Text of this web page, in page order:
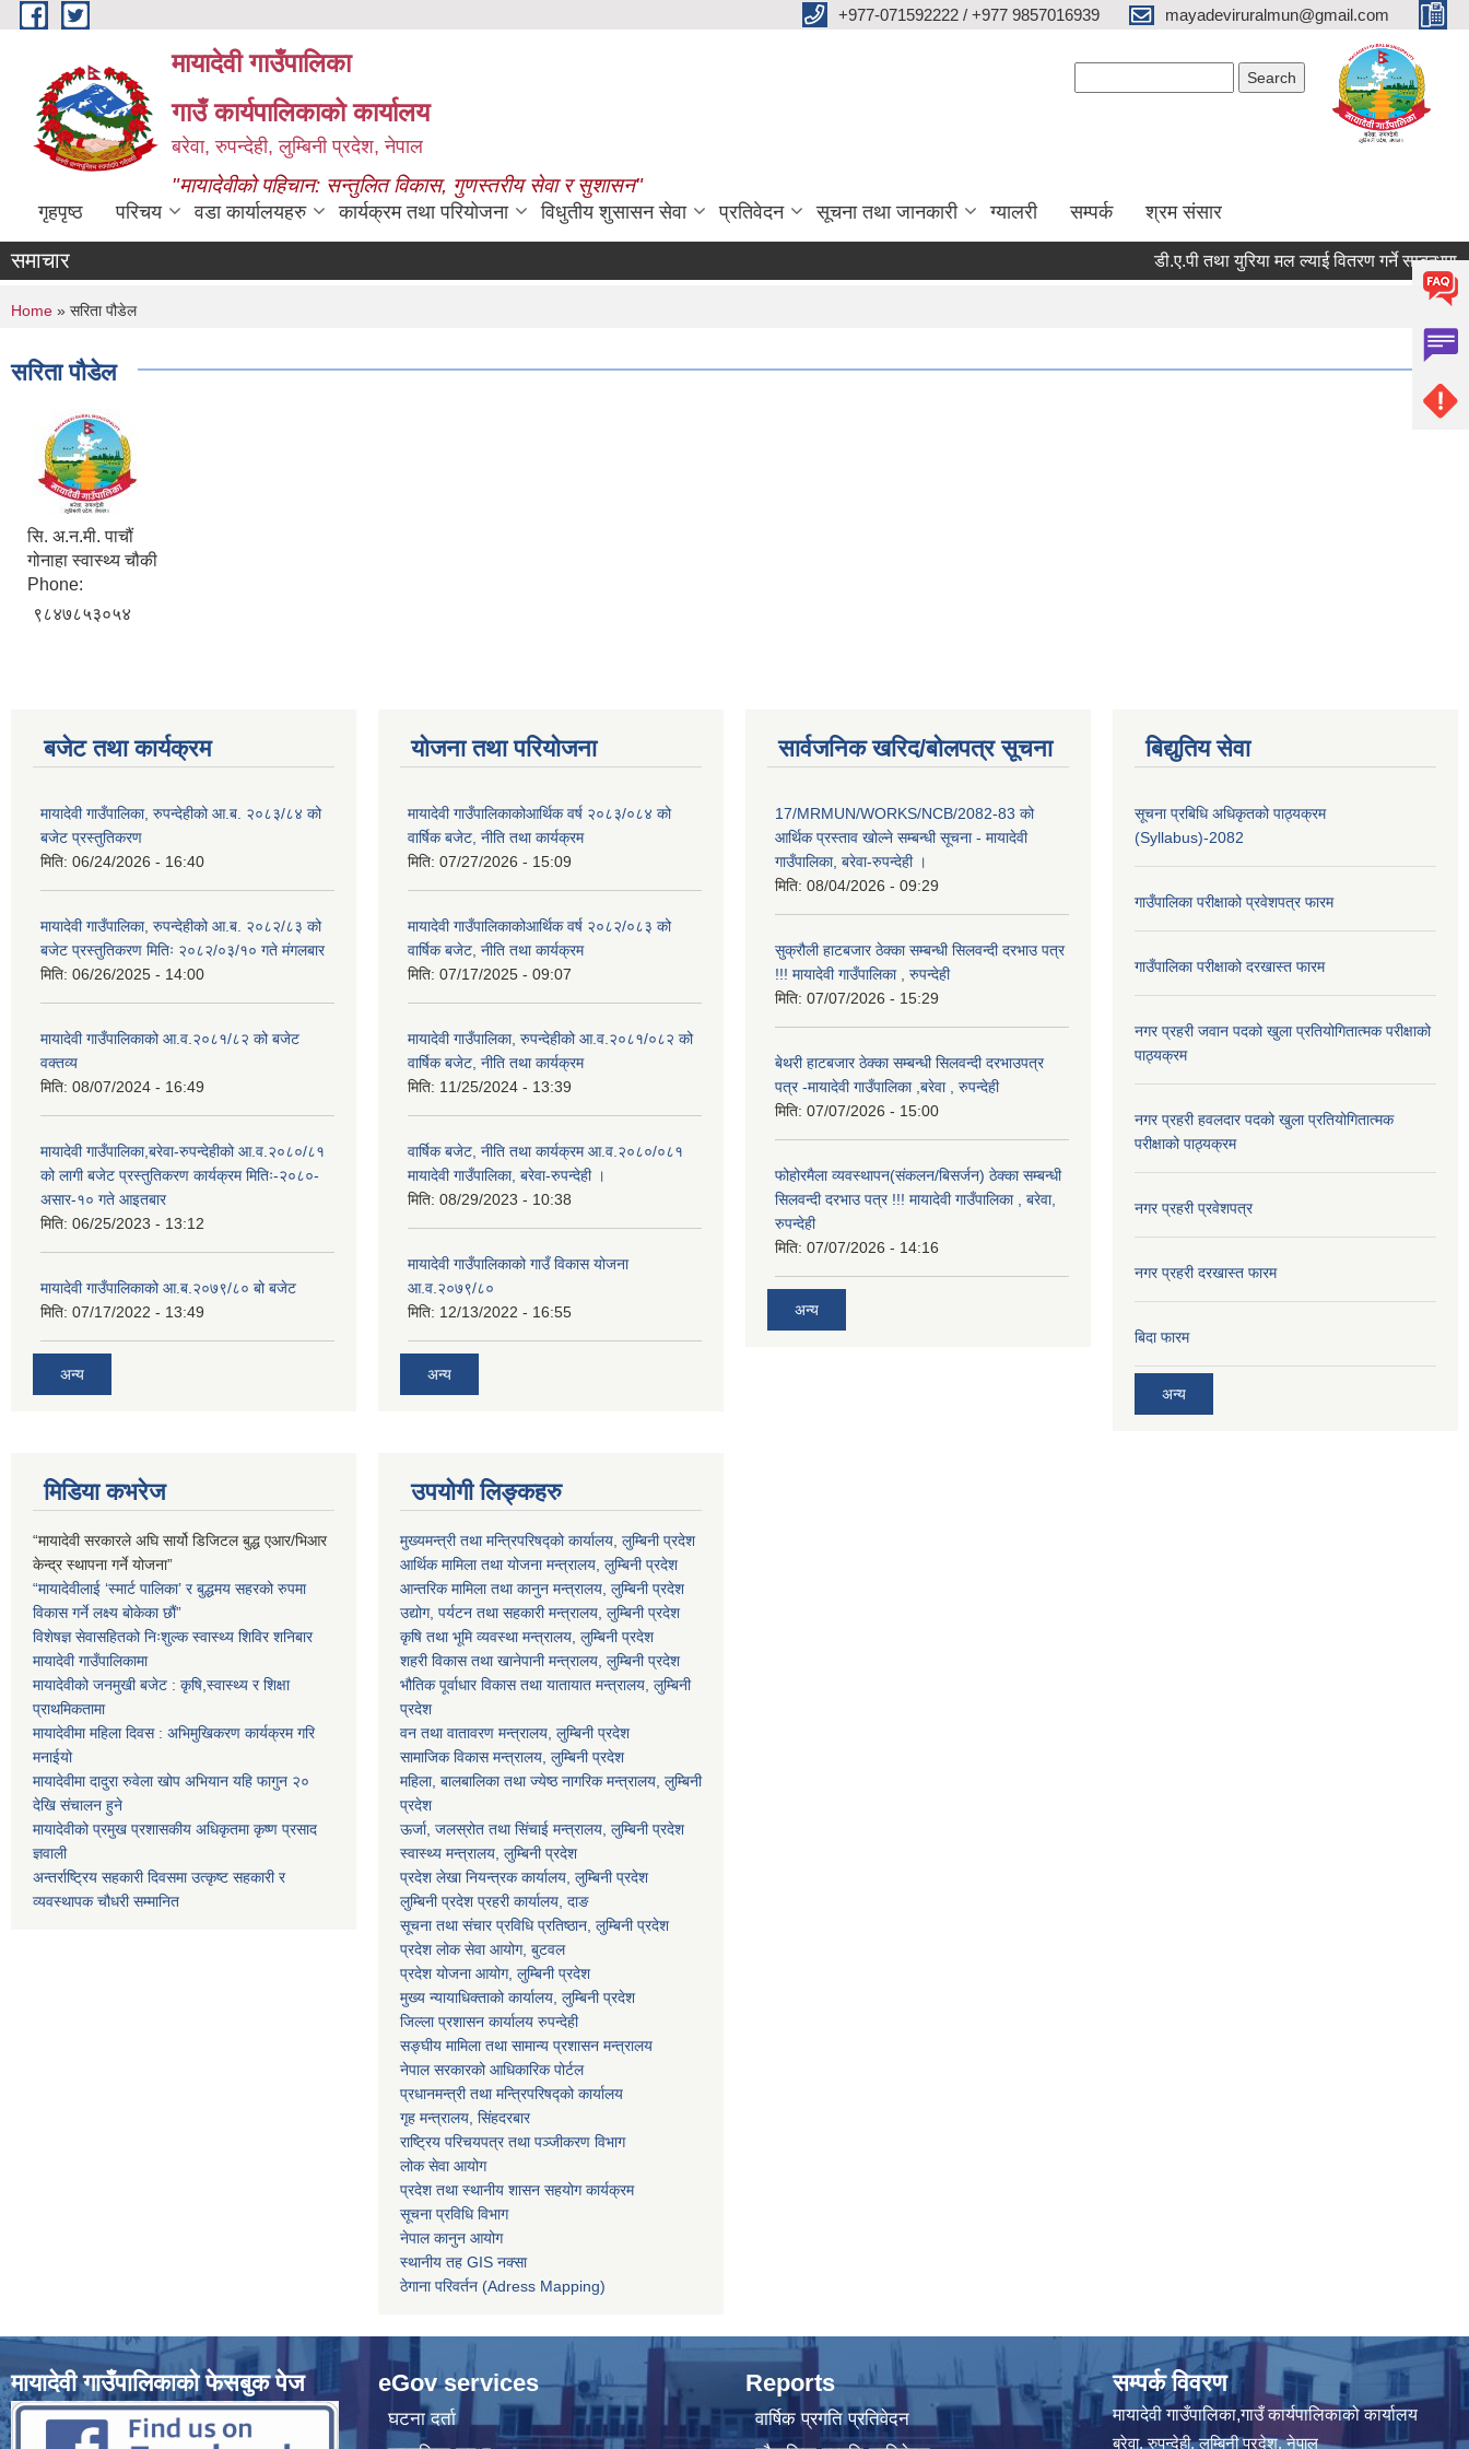
Skip to main content +977-071592222 / +977 9857016939 mayadeviruralmun@gmail.com
मायादेवी गाउँपालिका
गाउँ कार्यपालिकाको कार्यालय
बरेवा, रुपन्देही, लुम्बिनी प्रदेश, नेपाल
"मायादेवीको पहिचान: सन्तुलित विकास, गुणस्तरीय सेवा र सुशासन"
गृहपृष्ठ परिचय वडा कार्यालयहरु कार्यक्रम तथा परियोजना विधुतीय शुसासन सेवा प्रतिवेदन सूचना तथा जानकारी ग्यालरी सम्पर्क श्रम संसार
समाचार डी.ए.पी तथा युरिया मल ल्याई वितरण गर्ने सम्बन्धमा -
You are here
Home » सरिता पौडेल
सरिता पौडेल
सि. अ.न.मी. पाचौं
गोनाहा स्वास्थ्य चौकी
Phone:
९८४७८५३०५४
बजेट तथा कार्यक्रम
मायादेवी गाउँपालिका, रुपन्देहीको आ.ब. २०८३/८४ को
बजेट प्रस्तुतिकरण
मिति: 06/24/2026 - 16:40
मायादेवी गाउँपालिका, रुपन्देहीको आ.ब. २०८२/८३ को
बजेट प्रस्तुतिकरण मितिः २०८२/०३/१० गते मंगलबार
मिति: 06/26/2025 - 14:00
मायादेवी गाउँपालिकाको आ.व.२०८१/८२ को बजेट
वक्तव्य
मिति: 08/07/2024 - 16:49
मायादेवी गाउँपालिका,बरेवा-रुपन्देहीको आ.व.२०८०/८१
को लागी बजेट प्रस्तुतिकरण कार्यक्रम मितिः-२०८०-
असार-१० गते आइतबार
मिति: 06/25/2023 - 13:12
मायादेवी गाउँपालिकाको आ.ब.२०७९/८० बो बजेट
मिति: 07/17/2022 - 13:49
अन्य
योजना तथा परियोजना
मायादेवी गाउँपालिकाकोआर्थिक वर्ष २०८३/०८४ को
वार्षिक बजेट, नीति तथा कार्यक्रम
मिति: 07/27/2026 - 15:09
मायादेवी गाउँपालिकाकोआर्थिक वर्ष २०८२/०८३ को
वार्षिक बजेट, नीति तथा कार्यक्रम
मिति: 07/17/2025 - 09:07
मायादेवी गाउँपालिका, रुपन्देहीको आ.व.२०८१/०८२ को
वार्षिक बजेट, नीति तथा कार्यक्रम
मिति: 11/25/2024 - 13:39
वार्षिक बजेट, नीति तथा कार्यक्रम आ.व.२०८०/०८१
मायादेवी गाउँपालिका, बरेवा-रुपन्देही ।
मिति: 08/29/2023 - 10:38
मायादेवी गाउँपालिकाको गाउँ विकास योजना
आ.व.२०७९/८०
मिति: 12/13/2022 - 16:55
अन्य
सार्वजनिक खरिद/बोलपत्र सूचना
17/MRMUN/WORKS/NCB/2082-83 को
आर्थिक प्रस्ताव खोल्ने सम्बन्धी सूचना - मायादेवी
गाउँपालिका, बरेवा-रुपन्देही ।
मिति: 08/04/2026 - 09:29
सुक्रौली हाटबजार ठेक्का सम्बन्धी सिलवन्दी दरभाउ पत्र
!!! मायादेवी गाउँपालिका , रुपन्देही
मिति: 07/07/2026 - 15:29
बेथरी हाटबजार ठेक्का सम्बन्धी सिलवन्दी दरभाउपत्र
पत्र -मायादेवी गाउँपालिका ,बरेवा , रुपन्देही
मिति: 07/07/2026 - 15:00
फोहोरमैला व्यवस्थापन(संकलन/बिसर्जन) ठेक्का सम्बन्धी
सिलवन्दी दरभाउ पत्र !!! मायादेवी गाउँपालिका , बरेवा,
रुपन्देही
मिति: 07/07/2026 - 14:16
अन्य
बिद्युतिय सेवा
सूचना प्रबिधि अधिकृतको पाठ्यक्रम
(Syllabus)-2082
गाउँपालिका परीक्षाको प्रवेशपत्र फारम
गाउँपालिका परीक्षाको दरखास्त फारम
नगर प्रहरी जवान पदको खुला प्रतियोगितात्मक परीक्षाको
पाठ्यक्रम
नगर प्रहरी हवलदार पदको खुला प्रतियोगितात्मक
परीक्षाको पाठ्यक्रम
नगर प्रहरी प्रवेशपत्र
नगर प्रहरी दरखास्त फारम
बिदा फारम
अन्य
मिडिया कभरेज
“मायादेवी सरकारले अघि सार्यो डिजिटल बुद्ध एआर/भिआर
केन्द्र स्थापना गर्ने योजना”
“मायादेवीलाई ‘स्मार्ट पालिका’ र बुद्धमय सहरको रुपमा
विकास गर्ने लक्ष्य बोकेका छौं”
विशेषज्ञ सेवासहितको निःशुल्क स्वास्थ्य शिविर शनिबार
मायादेवी गाउँपालिकामा
मायादेवीको जनमुखी बजेट : कृषि,स्वास्थ्य र शिक्षा
प्राथमिकतामा
मायादेवीमा महिला दिवस : अभिमुखिकरण कार्यक्रम गरि
मनाईयो
मायादेवीमा दादुरा रुवेला खोप अभियान यहि फागुन २०
देखि संचालन हुने
मायादेवीको प्रमुख प्रशासकीय अधिकृतमा कृष्ण प्रसाद
ज्ञवाली
अन्तर्राष्ट्रिय सहकारी दिवसमा उत्कृष्ट सहकारी र
व्यवस्थापक चौधरी सम्मानित
उपयोगी लिङ्कहरु
मुख्यमन्त्री तथा मन्त्रिपरिषद्को कार्यालय, लुम्बिनी प्रदेश
आर्थिक मामिला तथा योजना मन्त्रालय, लुम्बिनी प्रदेश
आन्तरिक मामिला तथा कानुन मन्त्रालय, लुम्बिनी प्रदेश
उद्योग, पर्यटन तथा सहकारी मन्त्रालय, लुम्बिनी प्रदेश
कृषि तथा भूमि व्यवस्था मन्त्रालय, लुम्बिनी प्रदेश
शहरी विकास तथा खानेपानी मन्त्रालय, लुम्बिनी प्रदेश
भौतिक पूर्वाधार विकास तथा यातायात मन्त्रालय, लुम्बिनी
प्रदेश
वन तथा वातावरण मन्त्रालय, लुम्बिनी प्रदेश
सामाजिक विकास मन्त्रालय, लुम्बिनी प्रदेश
महिला, बालबालिका तथा ज्येष्ठ नागरिक मन्त्रालय, लुम्बिनी
प्रदेश
ऊर्जा, जलस्रोत तथा सिंचाई मन्त्रालय, लुम्बिनी प्रदेश
स्वास्थ्य मन्त्रालय, लुम्बिनी प्रदेश
प्रदेश लेखा नियन्त्रक कार्यालय, लुम्बिनी प्रदेश
लुम्बिनी प्रदेश प्रहरी कार्यालय, दाङ
सूचना तथा संचार प्रविधि प्रतिष्ठान, लुम्बिनी प्रदेश
प्रदेश लोक सेवा आयोग, बुटवल
प्रदेश योजना आयोग, लुम्बिनी प्रदेश
मुख्य न्यायाधिक्ताको कार्यालय, लुम्बिनी प्रदेश
जिल्ला प्रशासन कार्यालय रुपन्देही
सङ्घीय मामिला तथा सामान्य प्रशासन मन्त्रालय
नेपाल सरकारको आधिकारिक पोर्टल
प्रधानमन्त्री तथा मन्त्रिपरिषद्को कार्यालय
गृह मन्त्रालय, सिंहदरबार
राष्ट्रिय परिचयपत्र तथा पञ्जीकरण विभाग
लोक सेवा आयोग
प्रदेश तथा स्थानीय शासन सहयोग कार्यक्रम
सूचना प्रविधि विभाग
नेपाल कानुन आयोग
स्थानीय तह GIS नक्सा
ठेगाना परिवर्तन (Adress Mapping)
मायादेवी गाउँपालिकाको फेसबुक पेज eGov services
घटना दर्ता
Reports
वार्षिक प्रगति प्रतिवेदन
सम्पर्क विवरण
मायादेवी गाउँपालिका,गाउँ कार्यपालिकाको कार्यालय
बरेवा, रुपन्देही, लुम्बिनी प्रदेश, नेपाल